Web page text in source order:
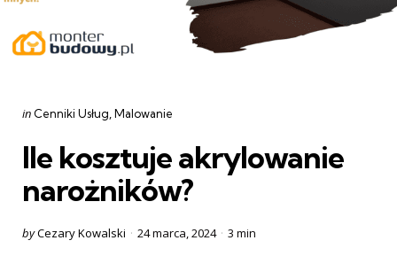
Categories
Posted
in Cenniki Usług Malowanie
Ile kosztuje akrylowanie
narożników?
Posted
byCezary Kowalski 24 marca, 2024 3 min